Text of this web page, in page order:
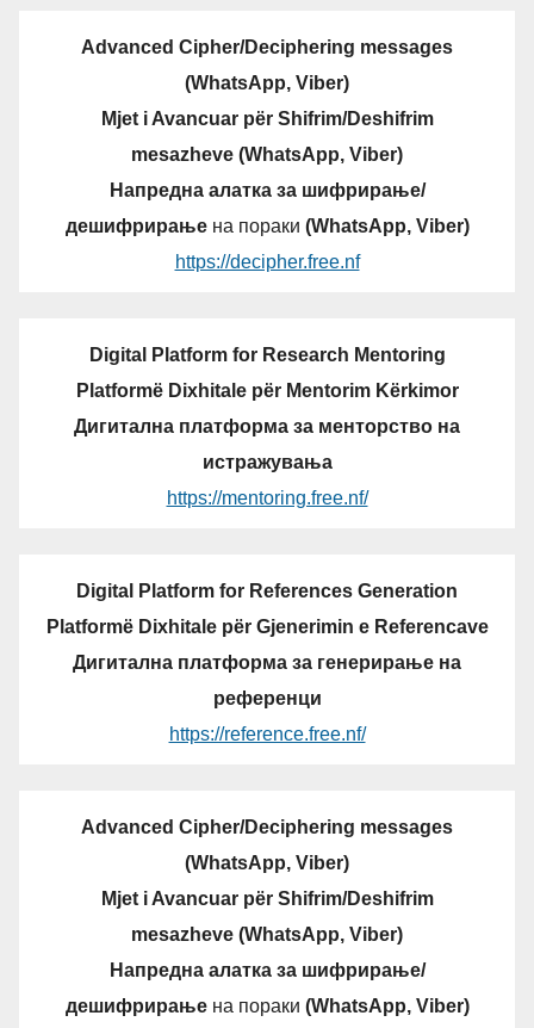
Advanced Cipher/Deciphering messages
(WhatsApp, Viber)
Mjet i Avancuar për Shifrim/Deshifrim
mesazheve (WhatsApp, Viber)
Напредна алатка за шифрирање/
дешифрирањена пораки (WhatsApp, Viber)
https://decipher.free.nf
Digital Platform for Research Mentoring
Platformë Dixhitale për Mentorim Kërkimor
Дигитална платформа за менторство на
истражувања
https://mentoring.free.nf/
Digital Platform for References Generation
Platformë Dixhitale për Gjenerimin e Referencave
Дигитална платформа за генерирање на
референци
https://reference.free.nf/
Advanced Cipher/Deciphering messages
(WhatsApp, Viber)
Mjet i Avancuar për Shifrim/Deshifrim
mesazheve (WhatsApp, Viber)
Напредна алатка за шифрирање/
дешифрирањена пораки (WhatsApp, Viber)